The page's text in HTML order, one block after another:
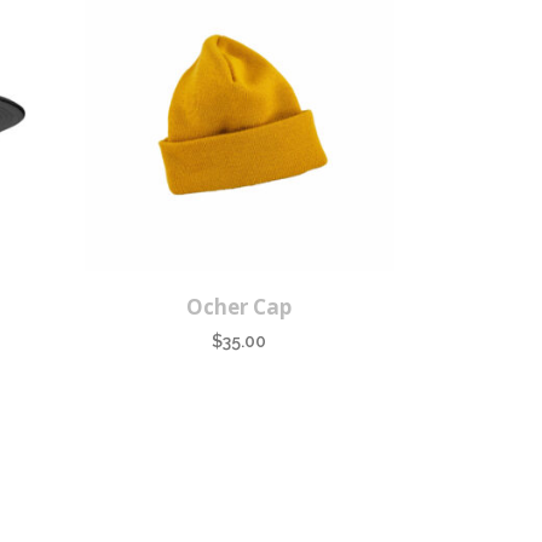
Ocher Cap
$35.00